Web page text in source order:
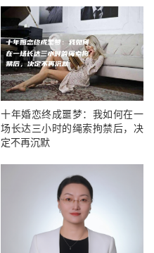
十年婚恋终成噩梦：我如何在一
场长达三小时的绳索拘禁后，决
定不再沉默